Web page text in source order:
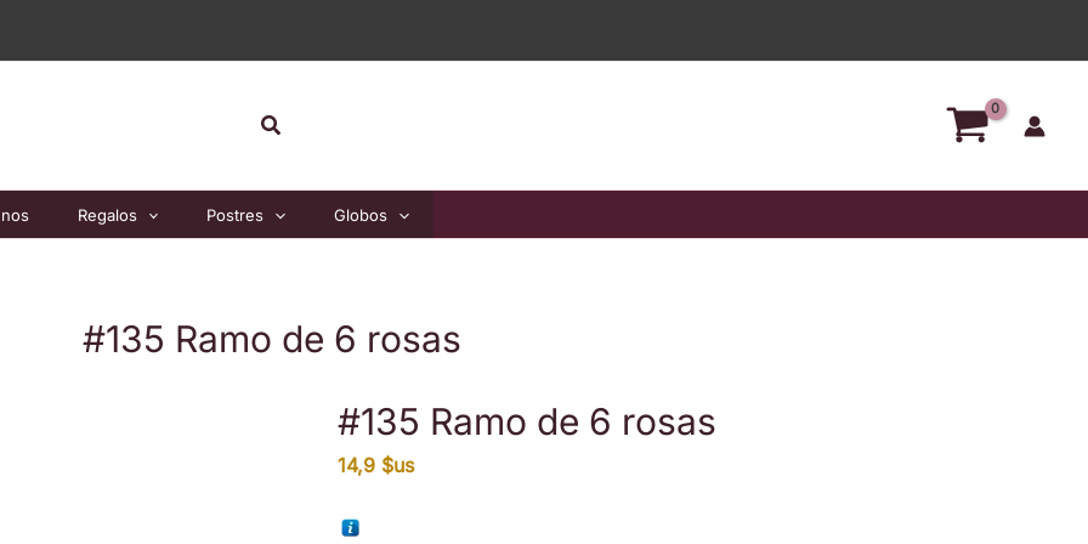
Buscar
Regalos Postres Globos
#135 Ramo de 6 rosas
#135 Ramo de 6 rosas
14,9 $us
rosas